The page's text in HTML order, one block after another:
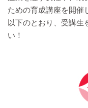
ための育成講座を開催
以下のとおり、受講生
い！